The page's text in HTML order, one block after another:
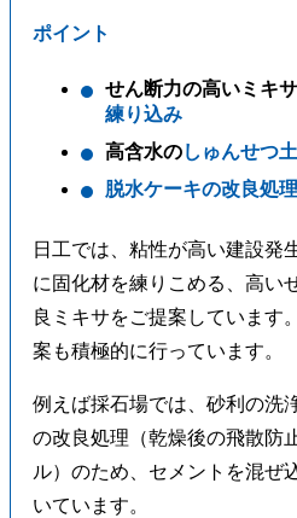
ポイント
せん断力の高いミキサ
練り込み
高含水のしゅんせつ
脱水ケーキの改良処理
日工では、粘性が高い建設発
に固化材を練りこめる、高い
良ミキサをご提案しています
案も積極的に行っています。
例えば採石場では、砂利の洗
の改良処理（乾燥後の飛散防
ル）のため、セメントを混ぜ
いています。